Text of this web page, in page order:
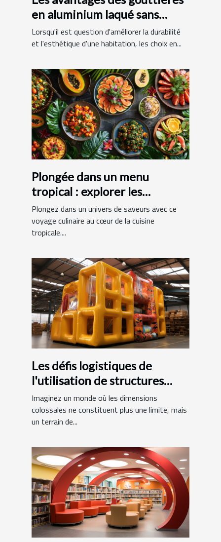
en aluminium laqué sans
raccords
Lorsqu'il est question d'améliorer la durabilité
et l'esthétique d'une habitation, les choix en...
Plongée dans un menu
tropical : explorer les
spécialités exotiques
Plongez dans un univers de saveurs avec ce
voyage culinaire au cœur de la cuisine
tropicale....
Les défis logistiques de
l'utilisation de structures
gonflables de grande taille
Imaginez un monde où les dimensions
colossales ne constituent plus une limite, mais
un terrain de...